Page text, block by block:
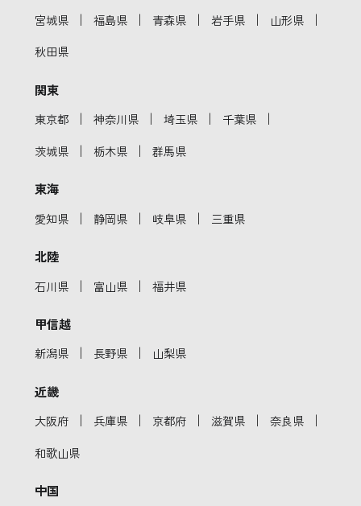
宮城県 ｜ 福島県 ｜ 青森県 ｜ 岩手県 ｜ 山形県 ｜
秋田県
関東
東京都 ｜ 神奈川県 ｜ 埼玉県 ｜ 千葉県 ｜
茨城県 ｜ 栃木県 ｜ 群馬県
東海
愛知県 ｜ 静岡県 ｜ 岐阜県 ｜ 三重県
北陸
石川県 ｜ 富山県 ｜ 福井県
甲信越
新潟県 ｜ 長野県 ｜ 山梨県
近畿
大阪府 ｜ 兵庫県 ｜ 京都府 ｜ 滋賀県 ｜ 奈良県 ｜
和歌山県
中国